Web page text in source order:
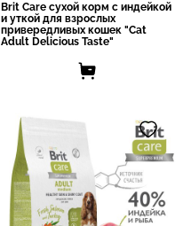
Brit Care сухой корм с индейкой
и уткой для взрослых
привередливых кошек "Cat
Adult Delicious Taste"